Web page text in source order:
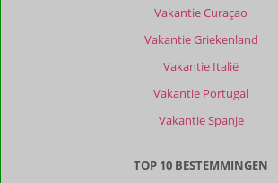
Vakantie Curaçao
Vakantie Griekenland
Vakantie Italië
Vakantie Portugal
Vakantie Spanje
TOP 10 BESTEMMINGEN